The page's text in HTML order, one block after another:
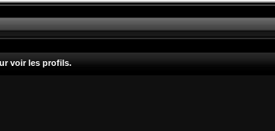
voir les profils.